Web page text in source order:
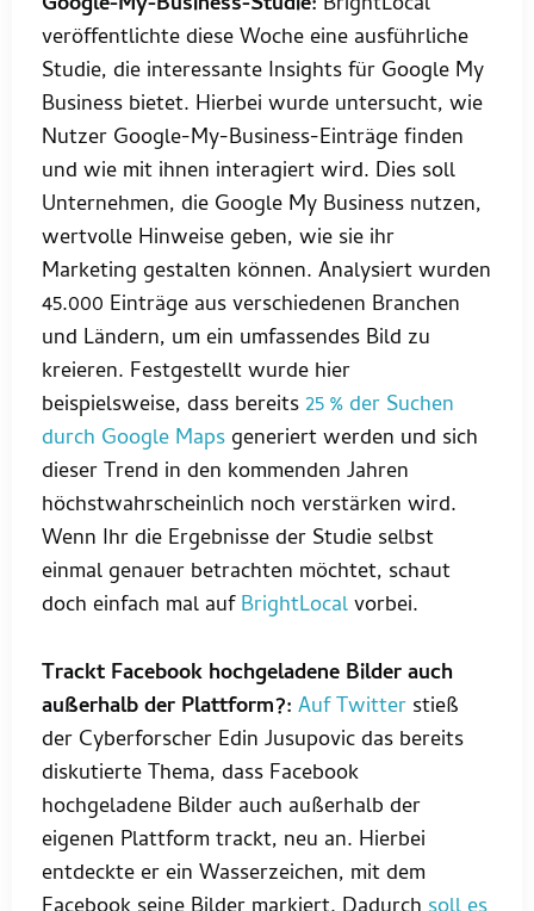
veröffentlichte diese Woche eine ausführliche
Studie, die interessante Insights für Google My
Business bietet. Hierbei wurde untersucht, wie
Nutzer Google-My-Business-Einträge finden
und wie mit ihnen interagiert wird. Dies soll
Unternehmen, die Google My Business nutzen,
wertvolle Hinweise geben, wie sie ihr
Marketing gestalten können. Analysiert wurden
45.000 Einträge aus verschiedenen Branchen
und Ländern, um ein umfassendes Bild zu
kreieren. Festgestellt wurde hier
beispielsweise, dass bereits 25 % der Suchen
durch Google Mapsgeneriert werden und sich
dieser Trend in den kommenden Jahren
höchstwahrscheinlich noch verstärken wird.
Wenn Ihr die Ergebnisse der Studie selbst
einmal genauer betrachten möchtet, schaut
doch einfach mal aufBrightLocalvorbei.
Trackt Facebook hochgeladene Bilder auch
außerhalb der Plattform?: Auf Twitter stieß
der Cyberforscher Edin Jusupovic das bereits
diskutierte Thema, dass Facebook
hochgeladene Bilder auch außerhalb der
eigenen Plattform trackt, neu an. Hierbei
entdeckte er ein Wasserzeichen, mit dem